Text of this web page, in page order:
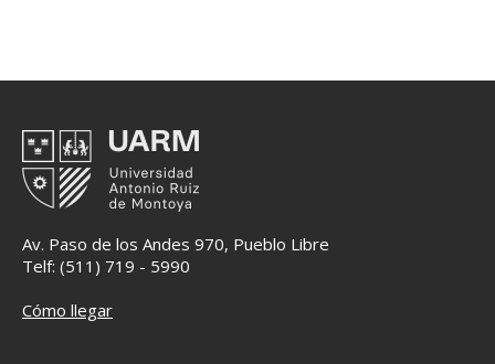
Av. Paso de los Andes 970, Pueblo Libre
Telf: (511) 719 - 5990
Cómo llegar